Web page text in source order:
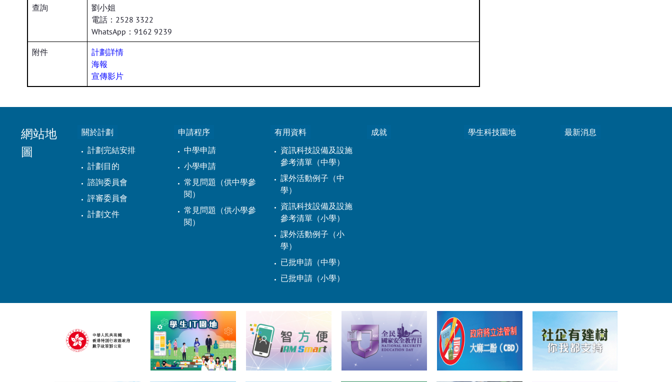
查詢
劉小姐
電話：2528 3322
WhatsApp：9162 9239
附件
計劃詳情
海報
宣傳影片
網站地
圖
關於計劃
計劃完結安排
計劃目的
諮詢委員會
評審委員會
計劃文件
申請程序
中學申請
小學申請
常見問題（供中學參
閱）
常見問題（供小學參
閱）
有用資料
資訊科技設備及設施
參考清單（中學）
課外活動例子（中
學）
資訊科技設備及設施
參考清單（小學）
課外活動例子（小
學）
已批申請（中學）
已批申請（小學）
成就 學生科技園地 最新消息